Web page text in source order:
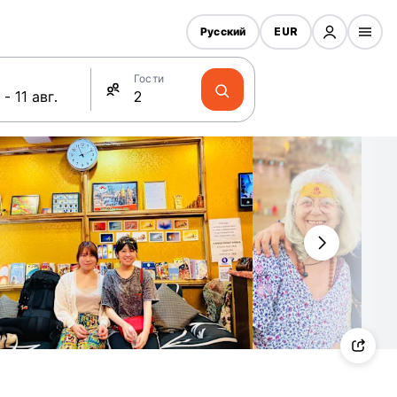
Гости
Русский EUR